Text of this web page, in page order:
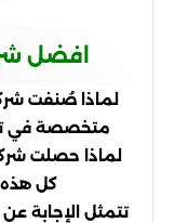
افضل
لماذا صُنفت
متخصصة في
لماذا حصلت
كل هذه
تتمثل الإجابة